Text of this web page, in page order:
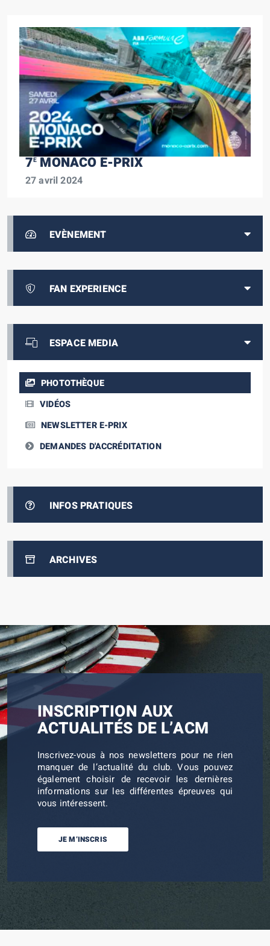
7EMONACO E-PRIX
27 avril 2024
EVÈNEMENT
FAN EXPERIENCE
ESPACE MEDIA
PHOTOTHÈQUE
VIDÉOS
NEWSLETTER E-PRIX
DEMANDES D'ACCRÉDITATION
INFOS PRATIQUES
ARCHIVES
INSCRIPTION AUX
ACTUALITÉS DE L’ACM
Inscrivez-vous à nos newsletters pour ne rien
manquer de l’actualité du club. Vous pouvez
également choisir de recevoir les dernières
informations sur les différentes épreuves qui
vous intéressent.
JE M’INSCRIS